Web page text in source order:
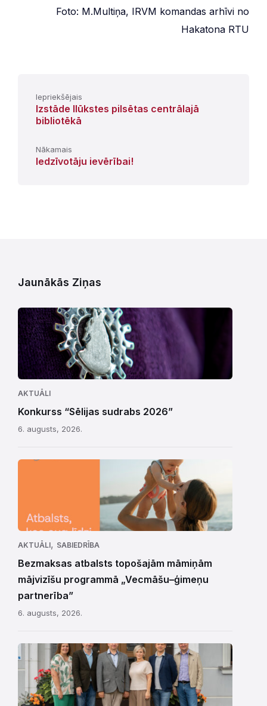
Foto: M.Multiņa, IRVM komandas arhīvi no
Hakatona RTU
Iepriekšējais
Izstāde Ilūkstes pilsētas centrālajā
bibliotēkā
Nākamais
Iedzīvotāju ievērībai!
Jaunākās Ziņas
AKTUĀLI
Konkurss “Sēlijas sudrabs 2026”
6. augusts, 2026.
AKTUĀLI, SABIEDRĪBA
Bezmaksas atbalsts topošajām māmiņām
mājvizīšu programmā „Vecmāšu–ģimeņu
partnerība”
6. augusts, 2026.